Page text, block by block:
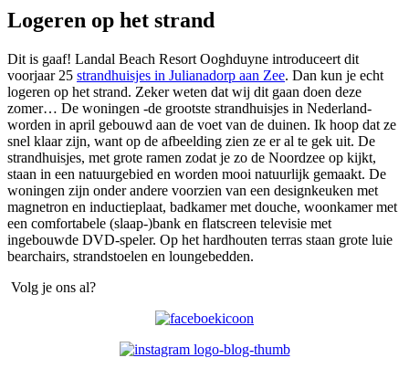
Logeren op het strand
Dit is gaaf! Landal Beach Resort Ooghduyne introduceert dit
voorjaar 25 strandhuisjes in Julianadorp aan Zee. Dan kun je echt
logeren op het strand. Zeker weten dat wij dit gaan doen deze
zomer… De woningen -de grootste strandhuisjes in Nederland-
worden in april gebouwd aan de voet van de duinen. Ik hoop dat ze
snel klaar zijn, want op de afbeelding zien ze er al te gek uit. De
strandhuisjes, met grote ramen zodat je zo de Noordzee op kijkt,
staan in een natuurgebied en worden mooi natuurlijk gemaakt. De
woningen zijn onder andere voorzien van een designkeuken met
magnetron en inductieplaat, badkamer met douche, woonkamer met
een comfortabele (slaap-)bank en flatscreen televisie met
ingebouwde DVD-speler. Op het hardhouten terras staan grote luie
bearchairs, strandstoelen en loungebedden.
Volg je ons al?